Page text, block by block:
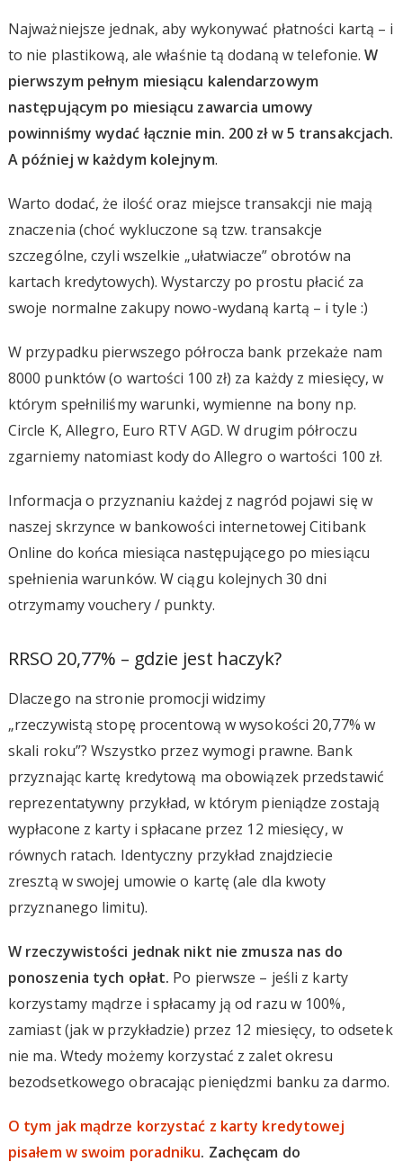
Najważniejsze jednak, aby wykonywać płatności kartą – i
to nie plastikową, ale właśnie tą dodaną w telefonie.W
pierwszym pełnym miesiącu kalendarzowym
następującym po miesiącu zawarcia umowy
powinniśmy wydać łącznie min. 200 zł w 5 transakcjach.
A później w każdym kolejnym.
Warto dodać, że ilość oraz miejsce transakcji nie mają
znaczenia (choć wykluczone są tzw. transakcje
szczególne, czyli wszelkie „ułatwiacze” obrotów na
kartach kredytowych). Wystarczy po prostu płacić za
swoje normalne zakupy nowo-wydaną kartą – i tyle :)
W przypadku pierwszego półrocza bank przekaże nam
8000 punktów (o wartości 100 zł) za każdy z miesięcy, w
którym spełniliśmy warunki, wymienne na bony np.
Circle K, Allegro, Euro RTV AGD. W drugim półroczu
zgarniemy natomiast kody do Allegro o wartości 100 zł.
Informacja o przyznaniu każdej z nagród pojawi się w
naszej skrzynce w bankowości internetowej Citibank
Online do końca miesiąca następującego po miesiącu
spełnienia warunków. W ciągu kolejnych 30 dni
otrzymamy vouchery / punkty.
RRSO 20,77% – gdzie jest haczyk?
Dlaczego na stronie promocji widzimy
„rzeczywistą stopę procentową w wysokości 20,77% w
skali roku”? Wszystko przez wymogi prawne. Bank
przyznając kartę kredytową ma obowiązek przedstawić
reprezentatywny przykład, w którym pieniądze zostają
wypłacone z karty i spłacane przez 12 miesięcy, w
równych ratach. Identyczny przykład znajdziecie
zresztą w swojej umowie o kartę (ale dla kwoty
przyznanego limitu).
W rzeczywistości jednak nikt nie zmusza nas do
ponoszenia tych opłat. Po pierwsze – jeśli z karty
korzystamy mądrze i spłacamy ją od razu w 100%,
zamiast (jak w przykładzie) przez 12 miesięcy, to odsetek
nie ma. Wtedy możemy korzystać z zalet okresu
bezodsetkowego obracając pieniędzmi banku za darmo.
O tym jak mądrze korzystać z karty kredytowej
pisałem w swoim poradniku. Zachęcam do